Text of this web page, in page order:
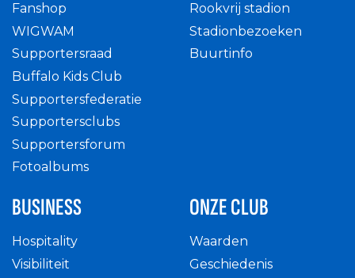
Fanshop
WIGWAM
Supportersraad
Buffalo Kids Club
Supportersfederatie
Supportersclubs
Supportersforum
Fotoalbums
Rookvrij stadion
Stadionbezoeken
Buurtinfo
BUSINESS
Hospitality
Visibiliteit
ONZE CLUB
Waarden
Geschiedenis